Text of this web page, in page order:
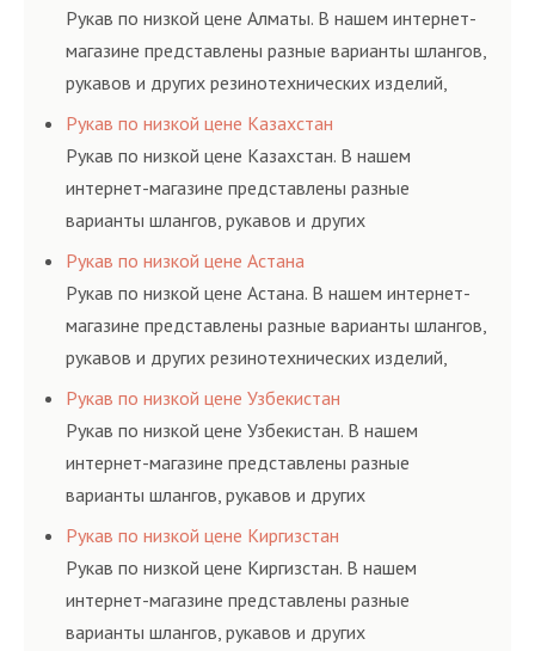
сжиженного газа
(кислород, аргон, метан,
пропан, бутан,
долговременного
комплексного
обслуживания
Рукав по низкой цене Алматы. В нашем интернет-
магазине представлены разные варианты шлангов,
рукавов и других резинотехнических изделий,
соответствующих ГОСТам, техническим условиям
и нормативам.
Рукав по низкой цене Казахстан
Рукав по низкой цене Казахстан. В нашем
интернет-магазине представлены разные
варианты шлангов, рукавов и других
резинотехнических изделий, соответствующих
ГОСТам, техническим условиям и нормативам.
Рукав по низкой цене Астана
Рукав по низкой цене Астана. В нашем интернет-
магазине представлены разные варианты шлангов,
рукавов и других резинотехнических изделий,
соответствующих ГОСТам, техническим условиям
и нормативам.
Рукав по низкой цене Узбекистан
Рукав по низкой цене Узбекистан. В нашем
интернет-магазине представлены разные
варианты шлангов, рукавов и других
резинотехнических изделий, соответствующих
ГОСТам, техническим условиям и нормативам.
Рукав по низкой цене Киргизстан
Рукав по низкой цене Киргизстан. В нашем
интернет-магазине представлены разные
варианты шлангов, рукавов и других